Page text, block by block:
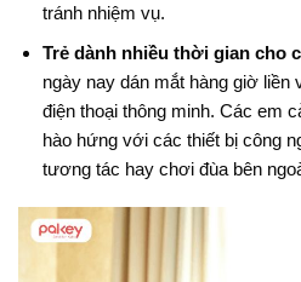
tránh nhiệm vụ.
Trẻ dành nhiều thời gian cho
ngày nay dán mắt hàng giờ liền
điện thoại thông minh. Các em
hào hứng với các thiết bị công
tương tác hay chơi đùa bên